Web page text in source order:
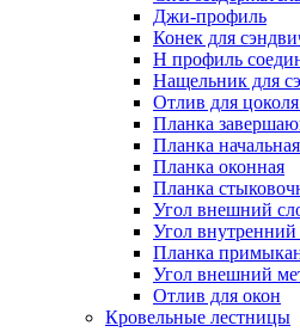
Джи-профиль
Конек для
Н профиль
Нащельник для
Отлив для
Планка
Планка начальная
Планка оконная
Планка
Угол внешний
Угол
Планка
Угол внешний
Отлив для окон
Кровельные лестницы